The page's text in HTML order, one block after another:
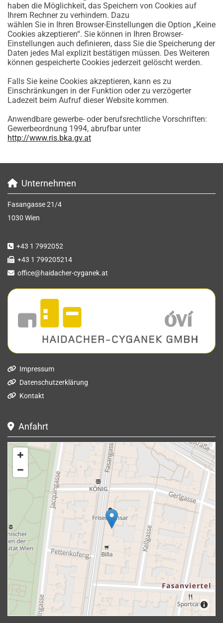
haben die Möglichkeit, das Speichern von Cookies auf
Ihrem Rechner zu verhindern. Dazu
wählen Sie in Ihren Browser-Einstellungen die Option „Keine
Cookies akzeptieren“. Sie können in Ihren Browser-
Einstellungen auch definieren, dass Sie die Speicherung der
Daten jedes Mal explizit bestätigen müssen. Des Weiteren
können gespeicherte Cookies jederzeit gelöscht werden.
Falls Sie keine Cookies akzeptieren, kann es zu
Einschränkungen in der Funktion oder zu verzögerter
Ladezeit beim Aufruf dieser Website kommen.
Anwendbare gewerbe- oder berufsrechtliche Vorschriften:
Gewerbeordnung 1994, abrufbar unter
http://www.ris.bka.gv.at
 Unternehmen
Fasangasse 21/4
1030 Wien
 +43 1 7992052
 +43 1 799205214
 office@haidacher-cyganek.at
 Impressum
 Datenschutzerklärung
 Kontakt
 Anfahrt